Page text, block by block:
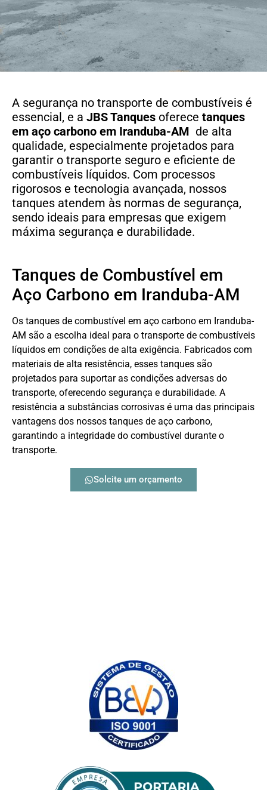
A segurança no transporte de combustíveis é
essencial, e a JBS Tanques oferece tanques
em aço carbono em Iranduba-AM de alta
qualidade, especialmente projetados para
garantir o transporte seguro e eficiente de
combustíveis líquidos. Com processos
rigorosos e tecnologia avançada, nossos
tanques atendem às normas de segurança,
sendo ideais para empresas que exigem
máxima segurança e durabilidade.
Tanques de Combustível em
Aço Carbono em Iranduba-AM
Os tanques de combustível em aço carbono em Iranduba-
AM são a escolha ideal para o transporte de combustíveis
líquidos em condições de alta exigência. Fabricados com
materiais de alta resistência, esses tanques são
projetados para suportar as condições adversas do
transporte, oferecendo segurança e durabilidade. A
resistência a substâncias corrosivas é uma das principais
vantagens dos nossos tanques de aço carbono,
garantindo a integridade do combustível durante o
transporte.
Solcite um orçamento